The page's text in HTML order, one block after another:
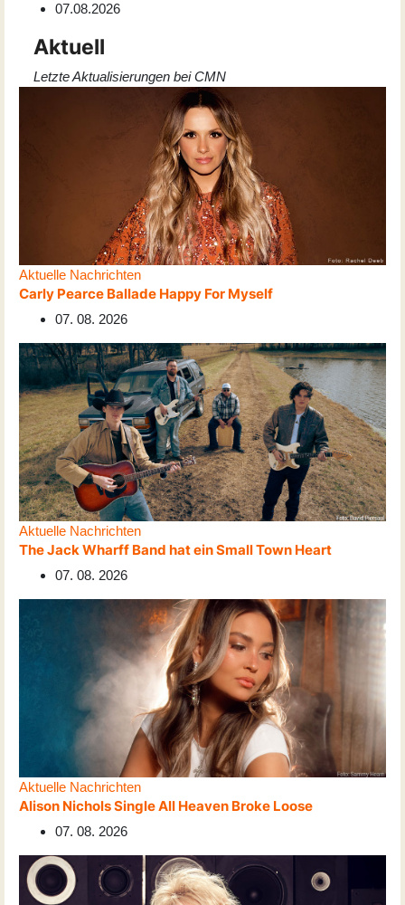
07.08.2026
Aktuell
Letzte Aktualisierungen bei CMN
Aktuelle Nachrichten
Carly Pearce Ballade Happy For Myself
07. 08. 2026
Aktuelle Nachrichten
The Jack Wharff Band hat ein Small Town Heart
07. 08. 2026
Aktuelle Nachrichten
Alison Nichols Single All Heaven Broke Loose
07. 08. 2026